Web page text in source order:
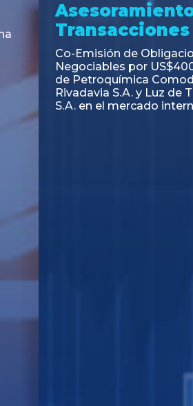
Transacciones
PAGBAM asesoró a
autorización para la
de los Certificados de
del Fideicomiso
Inmobiliario "Espacio